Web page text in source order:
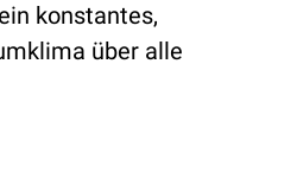
konstantes,
über alle